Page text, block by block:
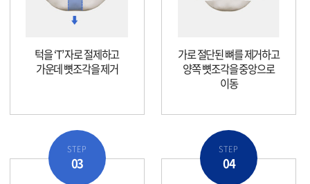
턱을 ‘T’ 자로 절제하고
가운데 뼛조각을 제거
가로 절단된 뼈를 제거하고
양쪽 뼛조각을 중앙으로
이동
STEP
03
STEP
04